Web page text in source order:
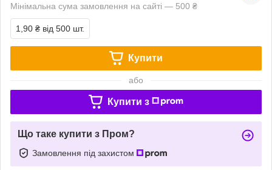
Мінімальна сума замовлення на сайті — 500 ₴
1,90 ₴ від 500 шт.
Купити
або
Купити з
Що таке купити з Пром?
Замовлення під захистом